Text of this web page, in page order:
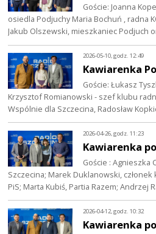
Goście: Joanna
osiedla Podjuchy Maria Bochuń , radna
Jakub Olszewski, mieszkaniec Podjuch
2026-05-10, godz. 12:49
Kawiarenka
Goście: Łukasz
Krzysztof Romianowski - szef klubu
Wspólnie dla Szczecina, Radosław
2026-04-26, godz. 11:23
Kawiarenka
Goście : Agnieszka
Szczecina; Marek Duklanowski,
PiS; Marta Kubiś, Partia Razem; Andrzej
2026-04-12, godz. 10:32
Kawiarenka